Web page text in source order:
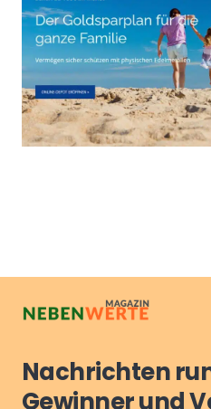
Nachrichten
Gewinner und